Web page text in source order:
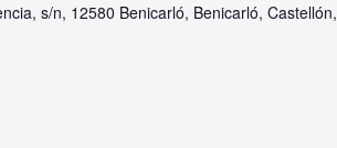
s/n, 12580 Benicarló, Benicarló, Castellón,